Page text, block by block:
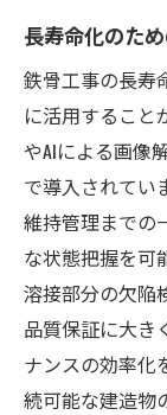
長寿命化のた
鉄骨工事の長寿
に活用すること
やAIによる画像
で導入されてい
維持管理までの
な状態把握を可
溶接部分の欠陥
品質保証に大き
ナンスの効率化
続可能な建造物